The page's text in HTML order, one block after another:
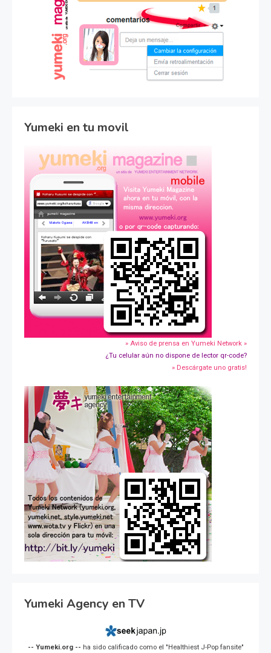
Yumeki en tu movil
» Aviso de prensa en Yumeki Network »
¿Tu celular aún no dispone de lector qr-code?
» Descárgate uno gratis!
Yumeki Agency en TV
-- Yumeki.org -- ha sido calificado como el "Healthiest J-Pop fansite"